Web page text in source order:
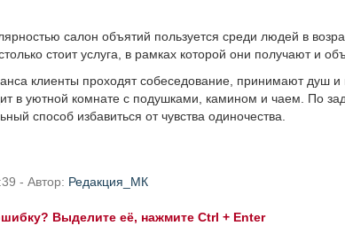
салон объятий пользуется среди людей в
стоит услуга, в рамках которой они получают и
клиенты проходят собеседование, принимают душ
в уютной комнате с подушками, камином и чаем. По
способ избавиться от чувства одиночества.
- Автор: Редакция_МК
Выделите её, нажмите Ctrl + Enter